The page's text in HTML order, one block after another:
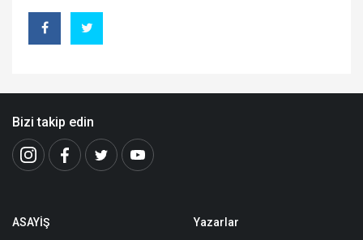
Bizi takip edin
ASAYİŞ
Yazarlar